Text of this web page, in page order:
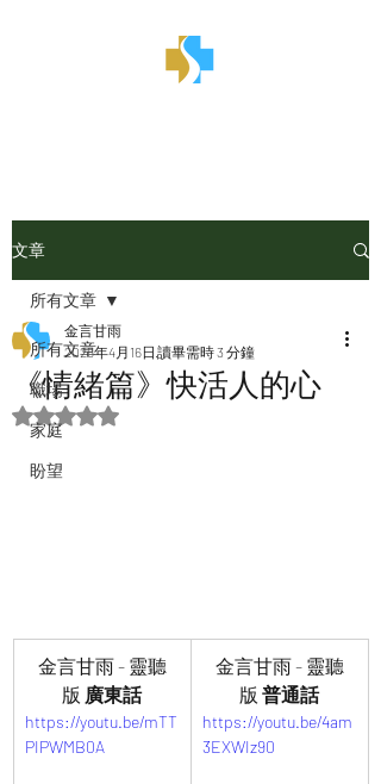
文章
所有文章
職場
家庭
盼望
所有文章
《情緒篇》快活人的心
金言甘雨
2025年4月16日 讀畢需時 3 分鐘
評等為 NaN（最高為 5 顆星）。
金言甘雨 - 靈聽
版 廣東話
https://youtu.be/mTT
PIPWMB0A
金言甘雨 - 靈聽
版 普通話
https://youtu.be/4am
3EXWIz90